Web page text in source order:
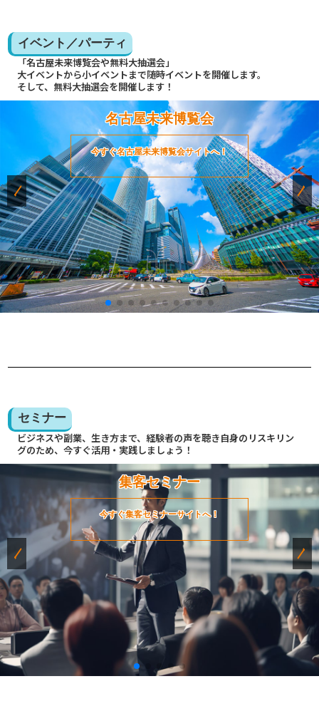
イベント／パーティ
「名古屋未来博覧会や無料大抽選会」
大イベントから小イベントまで随時イベントを開催します。
そして、無料大抽選会を開催します！
名古屋未来博覧会
今すぐ名古屋未来博覧会サイトへ！
セミナー
ビジネスや副業、生き方まで、経験者の声を聴き自身のリスキリン
グのため、今すぐ活用・実践しましょう！
集客セミナー
今すぐ集客セミナーサイトへ！